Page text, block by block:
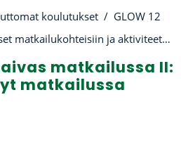
koulutukset
GLOW 12
Valosaasteen vaikutukset matkailukohteisiin ja aktiviteetteihin
matkailussa II:
matkailussa